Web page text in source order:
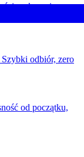
wykupu i
odbiór, zero
od początku,